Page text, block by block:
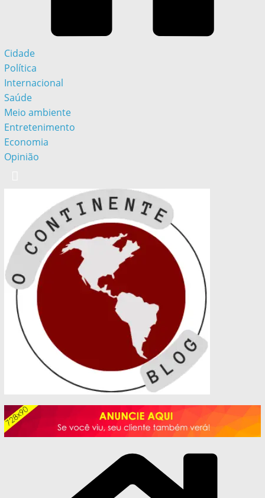
Cidade
Política
Internacional
Saúde
Meio ambiente
Entretenimento
Economia
Opinião